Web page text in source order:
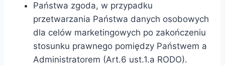
Państwa zgoda, w przypadku
przetwarzania Państwa danych osobowych
dla celów marketingowych po zakończeniu
stosunku prawnego pomiędzy Państwem a
Administratorem (Art.6 ust.1.a RODO).